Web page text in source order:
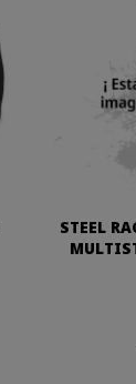
STEEL